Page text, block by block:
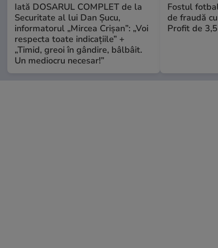
Iată DOSARUL COMPLET de la
Securitate al lui Dan Șucu,
informatorul „Mircea Crișan”: „Voi
respecta toate indicațiile” +
„Timid, greoi în gândire, bâlbâit.
Un mediocru necesar!”
Fostul
de fraudă
Profit de